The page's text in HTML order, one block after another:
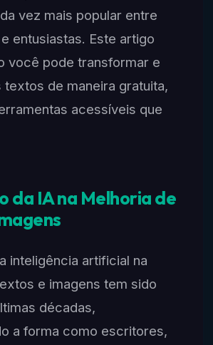
vez mais popular entre
entusiastas. Este artigo
você pode transformar e
textos de maneira gratuita,
acessíveis que
da IA na Melhoria de
inteligência artificial na
e imagens tem sido
décadas,
a forma como escritores,